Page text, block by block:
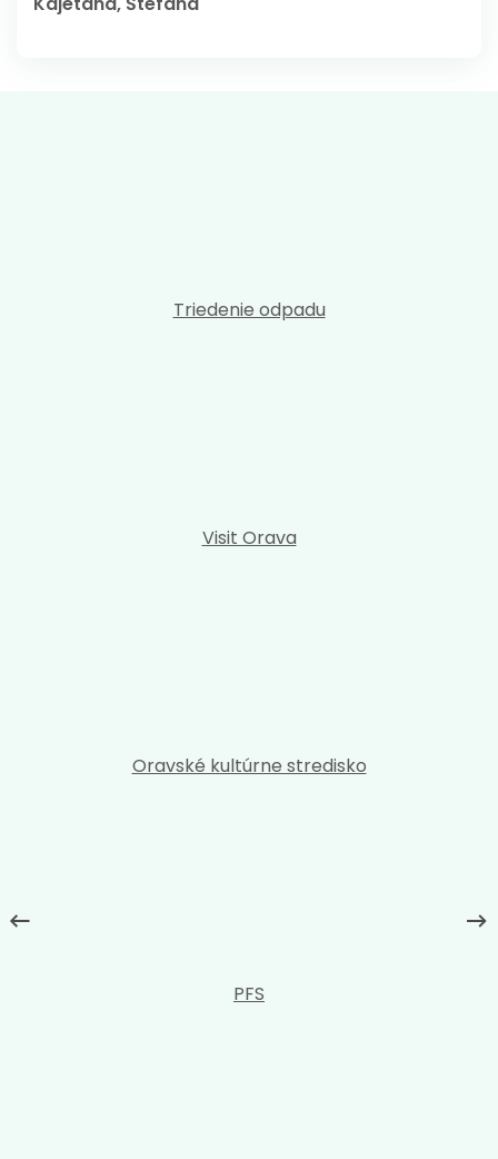
Triedenie odpadu
Visit Orava
Oravské kultúrne stredisko
PFS